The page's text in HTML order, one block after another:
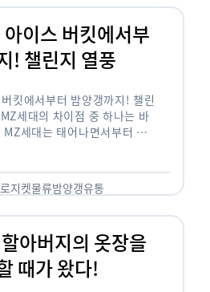
이스 버킷에서부
! 챌린지 열풍
킷에서부터 밤양갱까지! 챌린
세대의 차이점 중 하나는 바
세대는 태어나면서부터 디
로지켓물류밤양갱유통
아버지의 옷장을
때가 왔다!